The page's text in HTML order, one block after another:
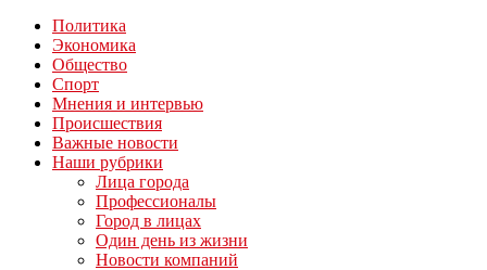
Политика
Экономика
Общество
Спорт
Мнения и интервью
Происшествия
Важные новости
Наши рубрики
Лица города
Профессионалы
Город в лицах
Один день из жизни
Новости компаний